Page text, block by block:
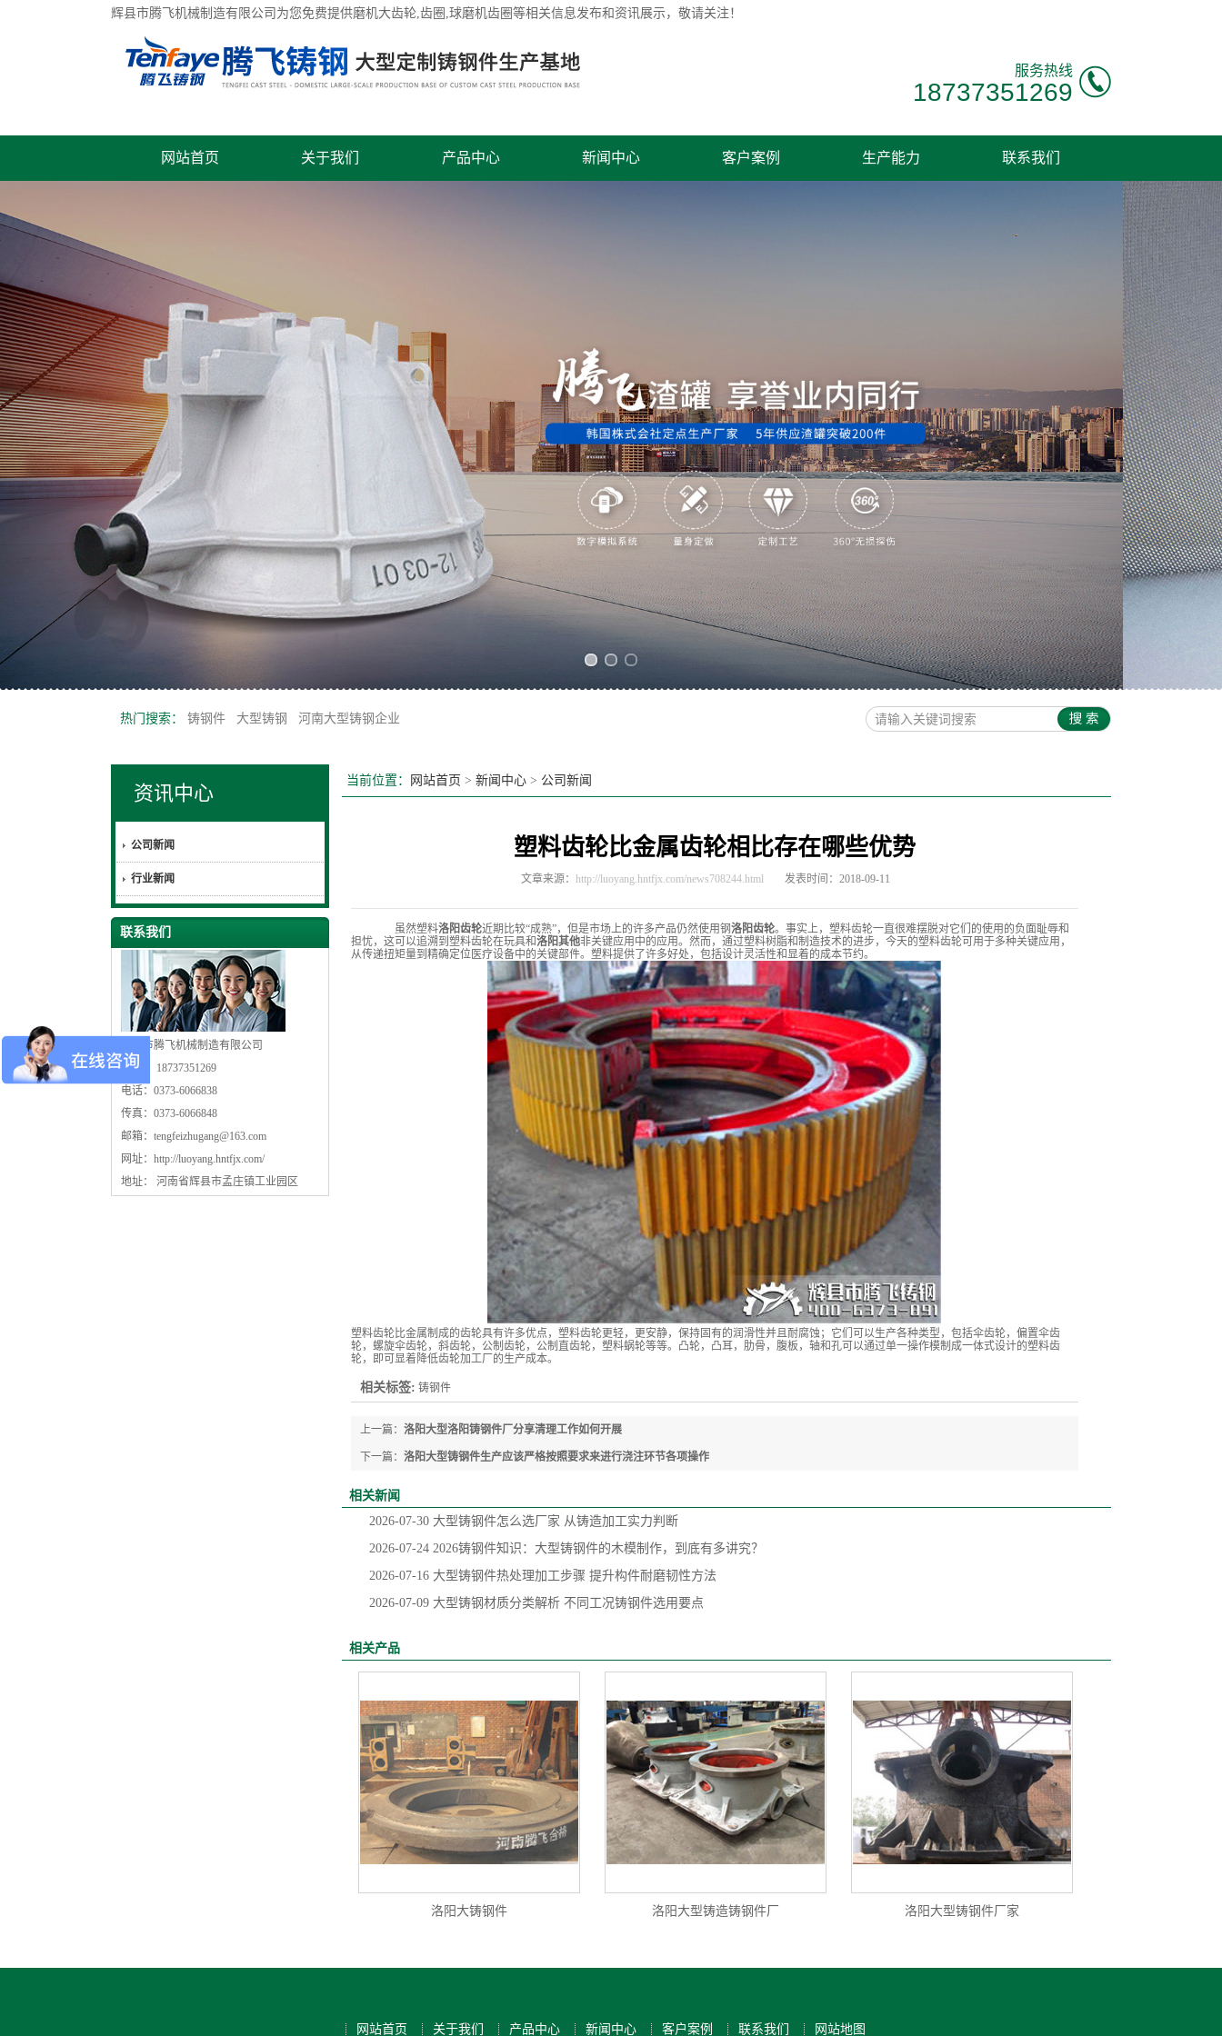
辉县市腾飞机械制造有限公司为您免费提供磨机大齿轮,齿圈,球磨机齿圈等相关信息发布和资讯展示，敬请关注！
服务热线
18737351269
网站首页 关于我们 产品中心 新闻中心 客户案例 生产能力 联系我们
热门搜索： 铸钢件 大型铸钢 河南大型铸钢企业
资讯中心
公司新闻
行业新闻
联系我们
辉县市腾飞机械制造有限公司
手机： 18737351269
电话：0373-6066838
传真：0373-6066848
邮箱： tengfeizhugang@163.com
网址： http://luoyang.hntfjx.com/
地址： 河南省辉县市孟庄镇工业园区
当前位置： 网站首页 > 新闻中心 > 公司新闻
塑料齿轮比金属齿轮相比存在哪些优势
文章来源： http://luoyang.hntfjx.com/news708244.html 发表时间：2018-09-11
虽然塑料洛阳齿轮近期比较“成熟”，但是市场上的许多产品仍然使用钢洛阳齿轮。事实上，塑料齿轮一直很难摆脱对它们的使用的负面耻辱和
担忧，这可以追溯到塑料齿轮在玩具和洛阳其他非关键应用中的应用。然而，通过塑料树脂和制造技术的进步，今天的塑料齿轮可用于多种关键应用，
从传递扭矩量到精确定位医疗设备中的关键部件。塑料提供了许多好处，包括设计灵活性和显着的成本节约。
塑料齿轮比金属制成的齿轮具有许多优点，塑料齿轮更轻，更安静，保持固有的润滑性并且耐腐蚀；它们可以生产各种类型，包括伞齿轮，偏置伞齿
轮，螺旋伞齿轮，斜齿轮，公制齿轮，公制直齿轮，塑料蜗轮等等。凸轮，凸耳，肋骨，腹板，轴和孔可以通过单一操作模制成一体式设计的塑料齿
轮，即可显着降低齿轮加工厂的生产成本。
相关标签: 铸钢件
上一篇： 洛阳大型洛阳铸钢件厂分享清理工作如何开展
下一篇： 洛阳大型铸钢件生产应该严格按照要求来进行浇注环节各项操作
相关新闻
2026-07-30 大型铸钢件怎么选厂家 从铸造加工实力判断
2026-07-24 2026铸钢件知识：大型铸钢件的木模制作，到底有多讲究？
2026-07-16 大型铸钢件热处理加工步骤 提升构件耐磨韧性方法
2026-07-09 大型铸钢材质分类解析 不同工况铸钢件选用要点
相关产品
洛阳大铸钢件 洛阳大型铸造铸钢件厂 洛阳大型铸钢件厂家
网站首页 关于我们 产品中心 新闻中心 客户案例 联系我们 网站地图